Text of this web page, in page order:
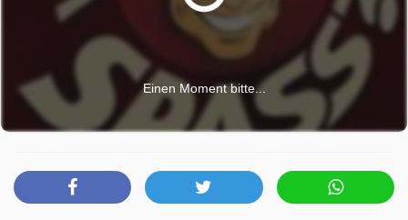
Einen Moment bitte...